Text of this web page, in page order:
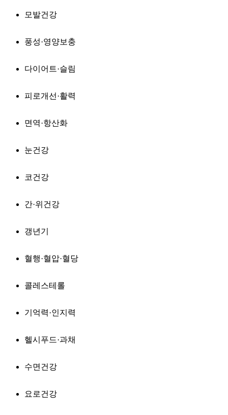
모발건강
풍성·영양보충
다이어트·슬림
피로개선·활력
면역·항산화
눈건강
코건강
간·위건강
갱년기
혈행·혈압·혈당
콜레스테롤
기억력·인지력
헬시푸드·과채
수면건강
요로건강